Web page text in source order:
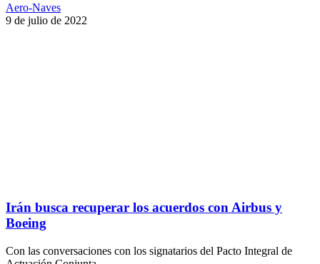
Aero-Naves
9 de julio de 2022
Irán busca recuperar los acuerdos con Airbus y
Boeing
Con las conversaciones con los signatarios del Pacto Integral de